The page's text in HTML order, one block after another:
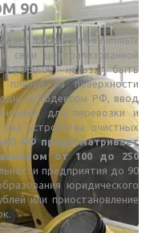
90
сброс загрязненных
централизованной
00 нельзя быть
пленки на поверхности
Кодексом РФ, ввод
для перевозки и
устройства очистных
РФ предусматривает
от 100 до 250
предприятия до 90
юридического
или приостановление